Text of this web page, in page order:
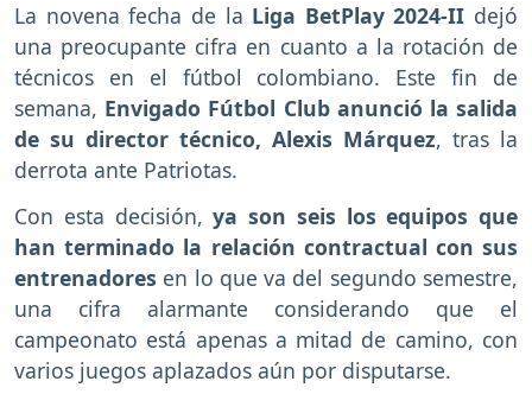
La novena fecha de la Liga BetPlay 2024-II dejó
una preocupante cifra en cuanto a la rotación de
técnicos en el fútbol colombiano. Este fin de
semana, Envigado Fútbol Club anunció la salida
de su director técnico, Alexis Márquez, tras la
derrota ante Patriotas.
Con esta decisión,ya son seis los equipos que
han terminado la relación contractual con sus
entrenadores en lo que va del segundo semestre,
una cifra alarmante considerando que el
campeonato está apenas a mitad de camino, con
varios juegos aplazados aún por disputarse.